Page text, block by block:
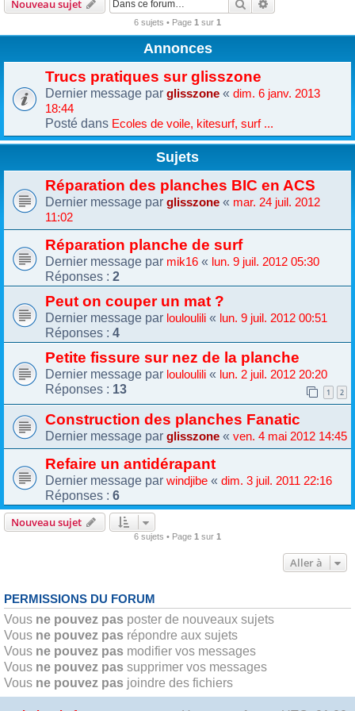
Nouveau sujet
6 sujets • Page 1 sur 1
Annonces
Trucs pratiques sur glisszone
Dernier message par glisszone « dim. 6 janv. 2013
18:44
Posté dans Ecoles de voile, kitesurf, surf ...
Sujets
Réparation des planches BIC en ACS
Dernier message par glisszone « mar. 24 juil. 2012
11:02
Réparation planche de surf
Dernier message par mik16 « lun. 9 juil. 2012 05:30
Réponses : 2
Peut on couper un mat ?
Dernier message par louloulili « lun. 9 juil. 2012 00:51
Réponses : 4
Petite fissure sur nez de la planche
Dernier message par louloulili « lun. 2 juil. 2012 20:20
Réponses : 13 1 2
Construction des planches Fanatic
Dernier message par glisszone « ven. 4 mai 2012 14:45
Refaire un antidérapant
Dernier message par windjibe « dim. 3 juil. 2011 22:16
Réponses : 6
Nouveau sujet
6 sujets • Page 1 sur 1
Aller à
PERMISSIONS DU FORUM
Vous ne pouvez pas poster de nouveaux sujets
Vous ne pouvez pas répondre aux sujets
Vous ne pouvez pas modifier vos messages
Vous ne pouvez pas supprimer vos messages
Vous ne pouvez pas joindre des fichiers